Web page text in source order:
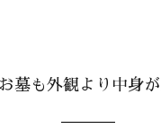
墓も外観より中身